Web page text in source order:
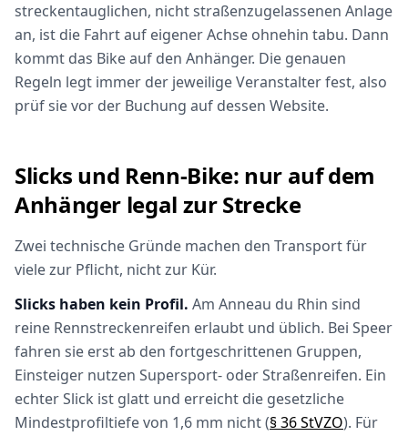
streckentauglichen, nicht straßenzugelassenen Anlage
an, ist die Fahrt auf eigener Achse ohnehin tabu. Dann
kommt das Bike auf den Anhänger. Die genauen
Regeln legt immer der jeweilige Veranstalter fest, also
prüf sie vor der Buchung auf dessen Website.
Slicks und Renn-Bike: nur auf dem
Anhänger legal zur Strecke
Zwei technische Gründe machen den Transport für
viele zur Pflicht, nicht zur Kür.
Slicks haben kein Profil. Am Anneau du Rhin sind
reine Rennstreckenreifen erlaubt und üblich. Bei Speer
fahren sie erst ab den fortgeschrittenen Gruppen,
Einsteiger nutzen Supersport- oder Straßenreifen. Ein
echter Slick ist glatt und erreicht die gesetzliche
Mindestprofiltiefe von 1,6 mm nicht (§ 36 StVZO). Für